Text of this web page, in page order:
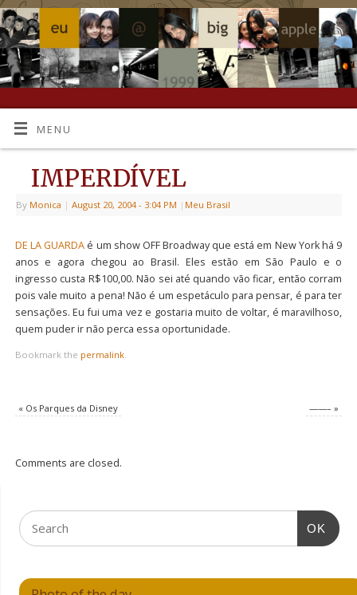
MENU
IMPERDÍVEL
By Monica | August 20, 2004 - 3:04 PM | Meu Brasil
DE LA GUARDA é um show OFF Broadway que está em New York há 9
anos e agora chegou ao Brasil. Eles estão em São Paulo e o
ingresso custa R$100,00. Não sei até quando vão ficar, então corram
pois vale muito a pena! Não é um espetáculo para pensar, é para ter
sensações. Eu fui uma vez e gostaria muito de voltar, é maravilhoso,
quem puder ir não perca essa oportunidade.
Bookmark the permalink.
«Os Parques da Disney ——–»
Comments are closed.
OK